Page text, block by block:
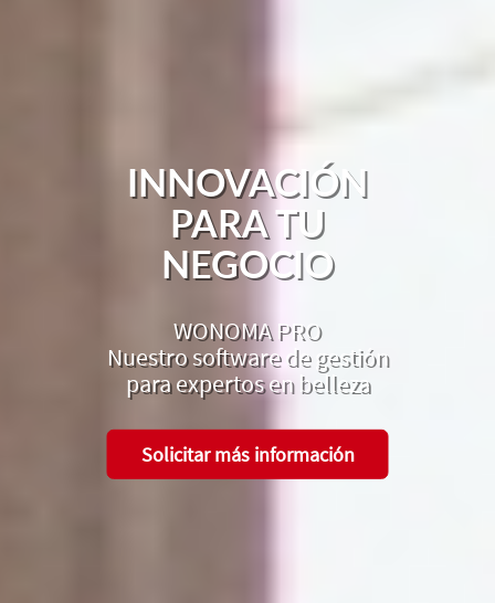
INNOVACIÓN
PARA TU
NEGOCIO
WONOMA PRO
Nuestro software de gestión
para expertos en belleza
Solicitar más información